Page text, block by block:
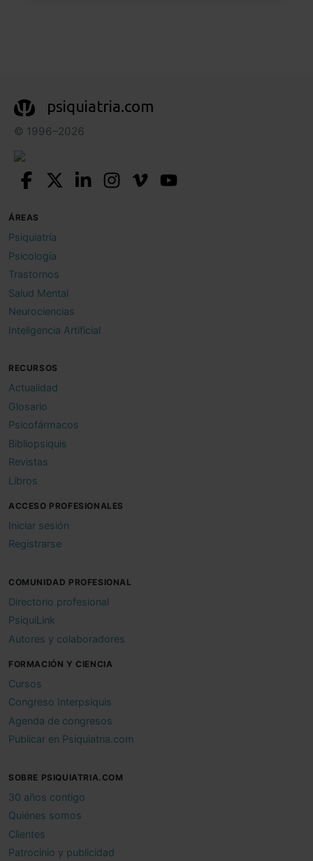
psiquiatria.com
© 1996–2026
ÁREAS
Psiquiatría
Psicología
Trastornos
Salud Mental
Neurociencias
Inteligencia Artificial
RECURSOS
Actualidad
Glosario
Psicofármacos
Bibliopsiquis
Revistas
Libros
ACCESO PROFESIONALES
Iniciar sesión
Registrarse
COMUNIDAD PROFESIONAL
Directorio profesional
PsiquiLink
Autores y colaboradores
FORMACIÓN Y CIENCIA
Cursos
Congreso Interpsiquis
Agenda de congresos
Publicar en Psiquiatria.com
SOBRE PSIQUIATRIA.COM
30 años contigo
Quiénes somos
Clientes
Patrocinio y publicidad